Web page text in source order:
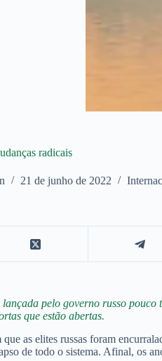
radicais
21 de junho de 2022
pelo governo russo pouco
que estão abertas.
as elites russas foram
de todo o sistema. Afinal, os